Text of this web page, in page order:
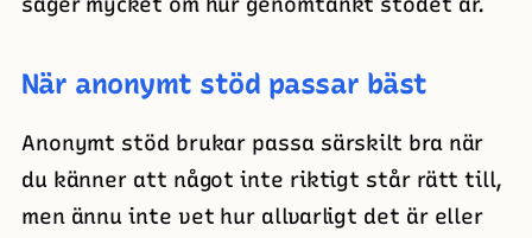
När anonymt stöd passar bäst
Anonymt stöd brukar passa särskilt bra när
du känner att något inte riktigt står rätt till,
men ännu inte vet hur allvarligt det är eller